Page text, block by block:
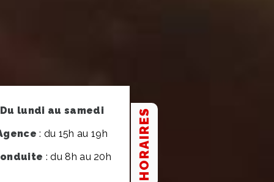
HORAIRES
Du lundi au samedi
: du 15h au 19h
: du 8h au 20h